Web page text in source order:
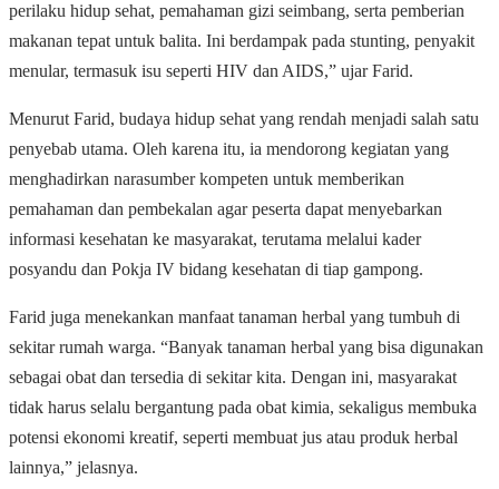
perilaku hidup sehat, pemahaman gizi seimbang, serta pemberian
makanan tepat untuk balita. Ini berdampak pada stunting, penyakit
menular, termasuk isu seperti HIV dan AIDS,” ujar Farid.
Menurut Farid, budaya hidup sehat yang rendah menjadi salah satu
penyebab utama. Oleh karena itu, ia mendorong kegiatan yang
menghadirkan narasumber kompeten untuk memberikan
pemahaman dan pembekalan agar peserta dapat menyebarkan
informasi kesehatan ke masyarakat, terutama melalui kader
posyandu dan Pokja IV bidang kesehatan di tiap gampong.
Farid juga menekankan manfaat tanaman herbal yang tumbuh di
sekitar rumah warga. “Banyak tanaman herbal yang bisa digunakan
sebagai obat dan tersedia di sekitar kita. Dengan ini, masyarakat
tidak harus selalu bergantung pada obat kimia, sekaligus membuka
potensi ekonomi kreatif, seperti membuat jus atau produk herbal
lainnya,” jelasnya.